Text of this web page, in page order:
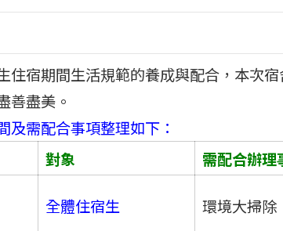
住宿期間生活規範的養成與配合，本次
善盡美。
及需配合事項整理如下：
對象
需配合辦理
全體住宿生 環境大掃除